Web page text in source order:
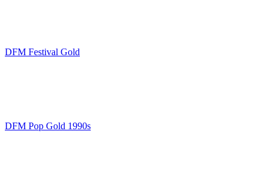
DFM Festival Gold
DFM Pop Gold 1990s